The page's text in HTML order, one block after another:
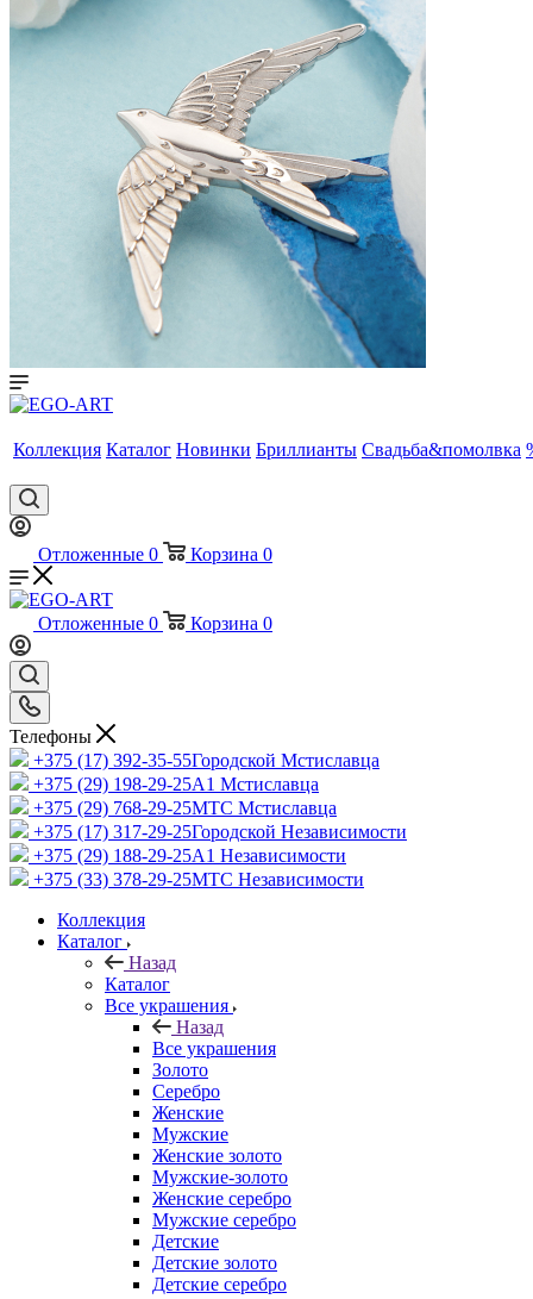
Коллекция Каталог Новинки Бриллианты Свадьба&помолвка
Отложенные 0 Корзина 0
Отложенные 0 Корзина 0
Телефоны
+375 (17) 392-35-55Городской Мстиславца
+375 (29) 198-29-25A1 Мстиславца
+375 (29) 768-29-25МТС Мстиславца
+375 (17) 317-29-25Городской Независимости
+375 (29) 188-29-25A1 Независимости
+375 (33) 378-29-25МТС Независимости
Коллекция
Каталог
Назад
Каталог
Все украшения
Назад
Все украшения
Золото
Серебро
Женские
Мужские
Женские золото
Мужские-золото
Женские серебро
Мужские серебро
Детские
Детские золото
Детские серебро